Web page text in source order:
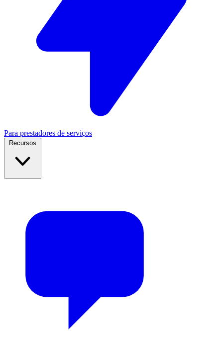
Para prestadores de serviços